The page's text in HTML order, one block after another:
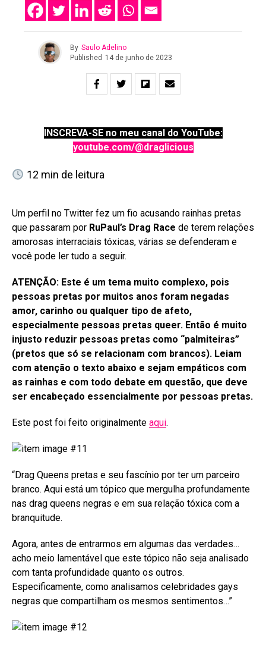
By Saulo Adelino
Published 14 de junho de 2023
INSCREVA-SE no meu canal do YouTube:
youtube.com/@draglicious
12 min de leitura
Um perfil no Twitter fez um fio acusando rainhas pretas
que passaram por RuPaul’s Drag Race de terem relações
amorosas interraciais tóxicas, várias se defenderam e
você pode ler tudo a seguir.
ATENÇÃO: Este é um tema muito complexo, pois
pessoas pretas por muitos anos foram negadas
amor, carinho ou qualquer tipo de afeto,
especialmente pessoas pretas queer. Então é muito
injusto reduzir pessoas pretas como “palmiteiras”
(pretos que só se relacionam com brancos). Leiam
com atenção o texto abaixo e sejam empáticos com
as rainhas e com todo debate em questão, que deve
ser encabeçado essencialmente por pessoas pretas.
Este post foi feito originalmente aqui.
“Drag Queens pretas e seu fascínio por ter um parceiro
branco. Aqui está um tópico que mergulha profundamente
nas drag queens negras e em sua relação tóxica com a
branquitude.
Agora, antes de entrarmos em algumas das verdades…
acho meio lamentável que este tópico não seja analisado
com tanta profundidade quanto os outros.
Especificamente, como analisamos celebridades gays
negras que compartilham os mesmos sentimentos…”